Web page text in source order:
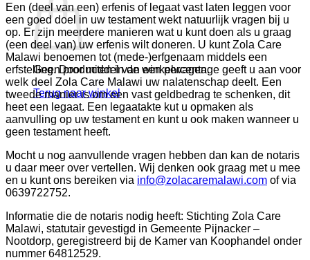
Geen producten in de winkelwagen.
Terug naar winkel
Een (deel van een) erfenis of legaat vast laten leggen voor
een goed doel in uw testament wekt natuurlijk vragen bij u
op. Er zijn meerdere manieren wat u kunt doen als u graag
(een deel van) uw erfenis wilt doneren. U kunt Zola Care
Malawi benoemen tot (mede-)erfgenaam middels een
erfstelling. Door middel van een percentage geeft u aan voor
welk deel Zola Care Malawi uw nalatenschap deelt. Een
tweede manier is om een vast geldbedrag te schenken, dit
heet een legaat. Een legaatakte kut u opmaken als
aanvulling op uw testament en kunt u ook maken wanneer u
geen testament heeft.
Mocht u nog aanvullende vragen hebben dan kan de notaris
u daar meer over vertellen. Wij denken ook graag met u mee
en u kunt ons bereiken via info@zolacaremalawi.com of via
0639722752.
Informatie die de notaris nodig heeft: Stichting Zola Care
Malawi, statutair gevestigd in Gemeente Pijnacker –
Nootdorp, geregistreerd bij de Kamer van Koophandel onder
nummer 64812529.